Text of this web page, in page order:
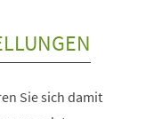
Sie sich damit